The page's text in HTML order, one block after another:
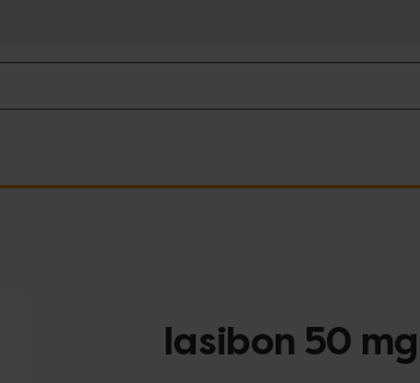
Iasibon 50 mg